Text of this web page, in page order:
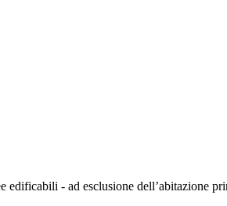
- ad esclusione dell’abitazione